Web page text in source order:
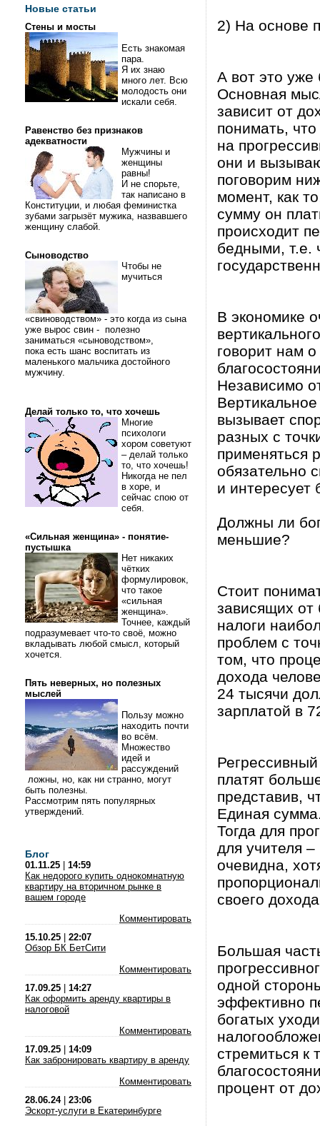
Новые статьи
Стены и мосты
Есть знакомая
пара.
Я их знаю
много лет. Всю
молодость они
искали себя.
Равенство без признаков
адекватности
Мужчины и
женщины
равны!
И не спорьте,
так написано в
Конституции, и любая феминистка
зубами загрызёт мужика, назвавшего
женщину слабой.
Сыноводство
Чтобы не
мучиться
«свиноводством» - это когда из сына
уже вырос свин - полезно
заниматься «сыноводством»,
пока есть шанс воспитать из
маленького мальчика достойного
мужчину.
Делай только то, что хочешь
Многие
психологи
хором советуют
– делай только
то, что хочешь!
Никогда не пел
в хоре, и
сейчас спою от
себя.
«Сильная женщина» - понятие-
пустышка
Нет никаких
чётких
формулировок,
что такое
«сильная
женщина».
Точнее, каждый
подразумевает что-то своё, можно
вкладывать любой смысл, который
хочется.
Пять неверных, но полезных
мыслей
Пользу можно
находить почти
во всём.
Множество
идей и
рассуждений
ложны, но, как ни странно, могут
быть полезны.
Рассмотрим пять популярных
утверждений.
Блог
01.11.25
14:59
Как недорого купить однокомнатную
квартиру на вторичном рынке в
вашем городе
Комментировать
15.10.25
22:07
Обзор БК БетСити
Комментировать
17.09.25
14:27
Как оформить аренду квартиры в
налоговой
Комментировать
17.09.25
14:09
Как забронировать квартиру в аренду
Комментировать
28.06.24| 23:06
Эскорт-услуги в Екатеринбурге
2) На основе
А вот это уже
Основная
зависит от
понимать,
на
они и
поговорим
момент, как
сумму он
происходит
бедными, т.е.
В экономике
говорит нам
Независимо
вызывает
разных с
применяться
обязательно
и интересует
Должны ли
меньшие?
Стоит
зависящих от
налоги
проблем с
том, что
дохода
24 тысячи
зарплатой в
платят
представив,
Единая
Тогда для
для учителя
очевидна,
своего
Большая
одной
эффективно
богатых
стремиться к
процент от